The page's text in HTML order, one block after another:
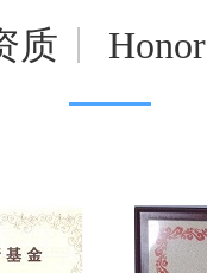
质 Honor